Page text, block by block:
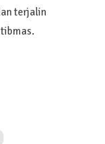
terjalin